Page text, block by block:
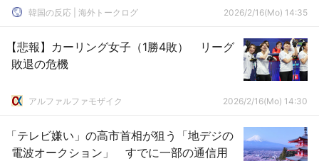
韓国の反応 | 海外トークログ 2026/2/16(Mo) 14:35
【悲報】カーリング女子（1勝4敗） リーグ
敗退の危機
アルファルファモザイク 2026/2/16(Mo) 14:30
「テレビ嫌い」の高市首相が狙う「地デジの
電波オークション」 すでに一部の通信用